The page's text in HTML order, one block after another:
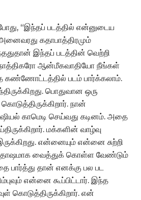
“இந்தப் படத்தில் என்னுடைய
கதாபாத்திரமும்
இந்தப் படத்தின் வெற்றி
ஆன்மீகவாதியோ நீங்கள்
கண்ணோட்டத்தில் படம் பார்க்கலாம்.
பொதுவான ஒரு
நான்
காமெடி செய்வது கடினம். அதை
மக்களின் வாழ்வு
என்னையும் என்னை சுற்றி
வைத்துக் கொள்ள வேண்டும்
பார்த்து தான் எனக்கு பல பட
என்னை கூப்பிட்டார். இந்த
கொடுத்திருக்கிறார். என்